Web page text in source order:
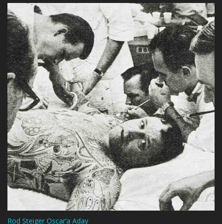
Rod Steiger Oscar’a Aday